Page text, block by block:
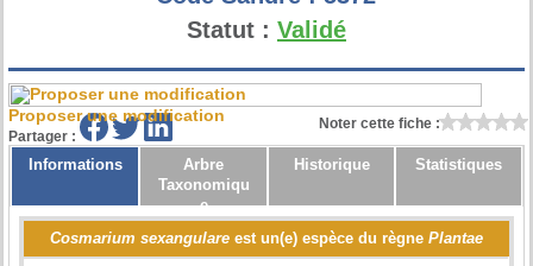
Statut : Validé
Proposer une modification Noter cette fiche :
Partager :
Informations
Arbre
Taxonomiqu
e
Historique Statistiques
Cosmarium sexangulare est un(e) espèce du règne Plantae